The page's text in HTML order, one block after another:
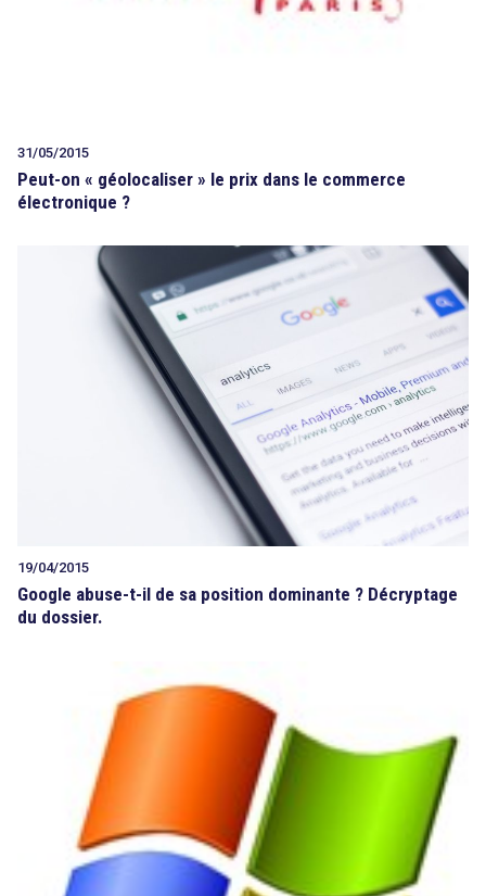
31/05/2015
Peut-on « géolocaliser » le prix dans le commerce
électronique ?
19/04/2015
Google abuse-t-il de sa position dominante ? Décryptage
du dossier.